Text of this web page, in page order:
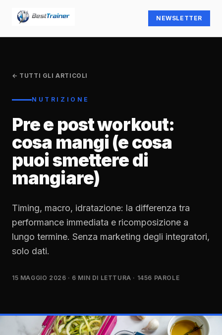
NEWSLETTER
← TUTTI GLI ARTICOLI
NUTRIZIONE
Pre e post workout:
cosa mangi (e cosa
puoi smettere di
mangiare)
Timing, macro, idratazione: la differenza tra
performance immediata e ricomposizione a
lungo termine. Senza marketing degli integratori,
solo dati.
15 MAGGIO 2026 · 6 MIN DI LETTURA · 1456 PAROLE